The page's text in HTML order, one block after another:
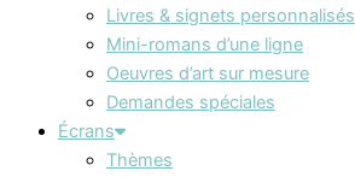
Livres & signets personnalisés
Mini-romans d’une ligne
Oeuvres d’art sur mesure
Demandes spéciales
Écrans
Thèmes